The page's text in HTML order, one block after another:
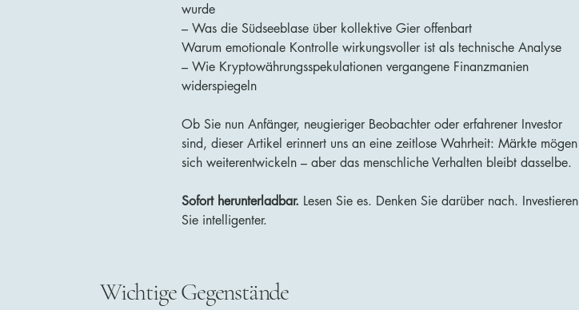
wurde
– Was die Südseeblase über kollektive Gier offenbart
Warum emotionale Kontrolle wirkungsvoller ist als technische Analyse
– Wie Kryptowährungsspekulationen vergangene Finanzmanien
widerspiegeln
Ob Sie nun Anfänger, neugieriger Beobachter oder erfahrener Investor
sind, dieser Artikel erinnert uns an eine zeitlose Wahrheit: Märkte mögen
sich weiterentwickeln – aber das menschliche Verhalten bleibt dasselbe.
Sofort herunterladbar. Lesen Sie es. Denken Sie darüber nach. Investieren
Sie intelligenter.
Wichtige Gegenstände